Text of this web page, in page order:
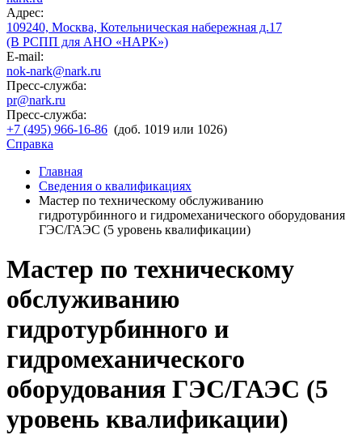
Адрес:
109240, Москва, Котельническая набережная д.17
(В РСПП для АНО «НАРК»)
E-mail:
nok-nark@nark.ru
Пресс-служба:
pr@nark.ru
Пресс-служба:
+7 (495) 966-16-86 (доб. 1019 или 1026)
Справка
Главная
Сведения о квалификациях
Мастер по техническому обслуживанию
гидротурбинного и гидромеханического оборудования
ГЭС/ГАЭС (5 уровень квалификации)
Мастер по техническому
обслуживанию
гидротурбинного и
гидромеханического
оборудования ГЭС/ГАЭС (5
уровень квалификации)